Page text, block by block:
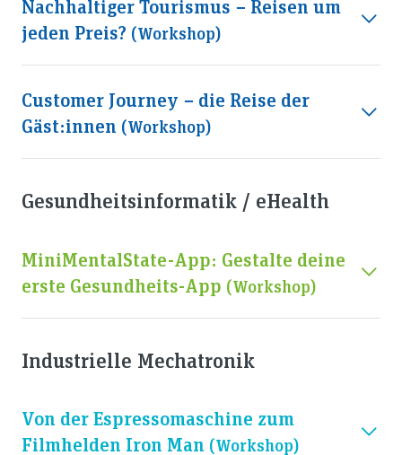
Nachhaltiger Tourismus − Reisen um
jeden Preis? (workshop)
Customer Journey − die Reise der
Gäst:innen (workshop)
Gesundheitsinformatik / eHealth
MiniMentalState-App: Gestalte deine
erste Gesundheits-App (workshop)
Industrielle Mechatronik
Von der Espressomaschine zum
Filmhelden Iron Man (workshop)